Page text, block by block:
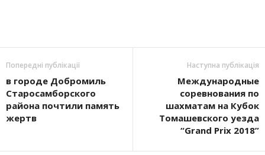
Попередні публікації
в городе Добромиль
Старосамборского
района почтили память
жертв
Наступна публікація
Международные
соревнования по
шахматам на Кубок
Томашевского уезда
“Grand Prix 2018”